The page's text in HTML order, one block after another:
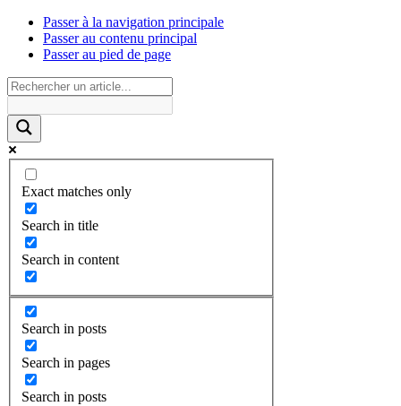
Passer à la navigation principale
Passer au contenu principal
Passer au pied de page
Exact matches only
Search in title
Search in content
Search in posts
Search in pages
Search in posts